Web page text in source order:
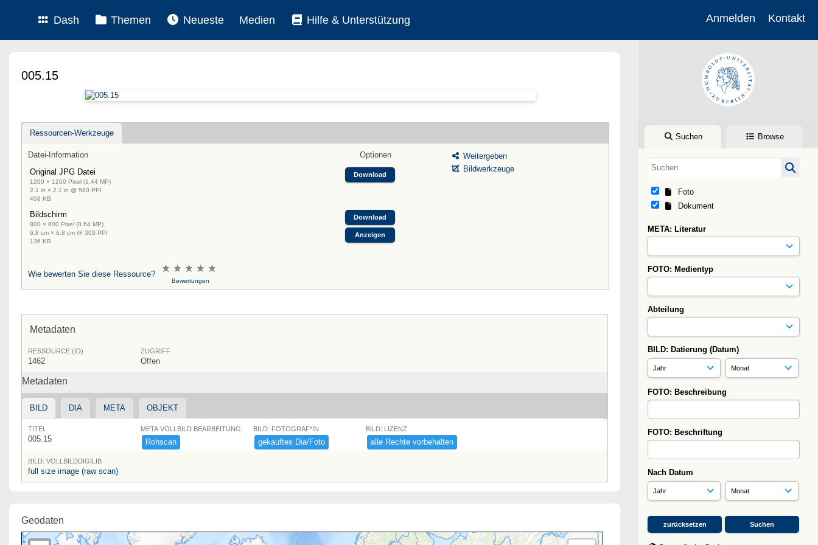
Dash Themen Neueste Medien Hilfe & Unterstützung Anmelden Kontakt
Suchen Browse
Foto
Dokument
META: Literatur
FOTO: Medientyp
Abteilung
BILD: Datierung (Datum)
FOTO: Beschreibung
FOTO: Beschriftung
Nach Datum
005.15
Ressourcen-Werkzeuge
Datei-Information
Optionen
Original JPG Datei
1200 × 1200 Pixel (1.44 MP)
2.1 in × 2.1 in @ 580 PPI
408 KB
Download
Bildschirm
800 × 800 Pixel (0.64 MP)
6.8 cm × 6.8 cm @ 300 PPI
136 KB
Download
Anzeigen
Weitergeben
Bildwerkzeuge
Wie bewerten Sie diese Ressource?
Bewertungen
Metadaten
RESSOURCE (ID)
1462
ZUGRIFF
Offen
Metadaten
BILD DIA META OBJEKT
TITEL
005.15
META:VOLLBILD BEARBEITUNG
Rohscan
BILD: FOTOGRAF*IN
gekauftes ​Dia/​Foto
BILD: LIZENZ
alle ​Rechte ​vorbehalten
BILD: VOLLBILDDIGILIB
full size image (raw scan)
Geodaten